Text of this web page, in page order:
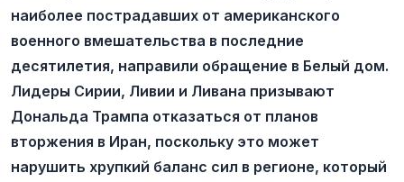
наиболее пострадавших от американского
военного вмешательства в последние
десятилетия, направили обращение в Белый дом.
Лидеры Сирии, Ливии и Ливана призывают
Дональда Трампа отказаться от планов
вторжения в Иран, поскольку это может
нарушить хрупкий баланс сил в регионе, который